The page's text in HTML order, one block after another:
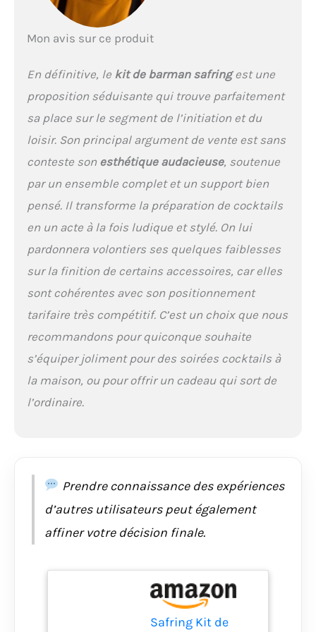
accessoires de bar.
support en bambou
semi-circulaire unique
(breveté) rend la table
de bar très propre et
belle. Ne perdez plus
bar avec ce beau
support de rangement
d'une peinture
résistante aux
peut contenir des
fournitures de bar
venir. Anti-fuite et
durable : ce mélangeur
en acier inoxydable de
haute qualité,
antirouille et de
qualité alimentaire, ce
couvercle anti-fuite
empêche les boissons
également facilement
de cocktails passe au
lave-vaisselle.
Essentiels de fête et
excellent cadeau : si
Mon avis sur ce produit
En définitive, le kit de barman safringest une
proposition séduisante qui trouve parfaitement
sa place sur le segment de l’initiation et du
loisir. Son principal argument de vente est sans
conteste son esthétique audacieuse, soutenue
par un ensemble complet et un support bien
pensé. Il transforme la préparation de cocktails
en un acte à la fois ludique et stylé. On lui
pardonnera volontiers ses quelques faiblesses
sur la finition de certains accessoires, car elles
sont cohérentes avec son positionnement
tarifaire très compétitif. C’est un choix que nous
recommandons pour quiconque souhaite
s’équiper joliment pour des soirées cocktails à
la maison, ou pour offrir un cadeau qui sort de
l’ordinaire.
Prendre connaissance des expériences
d’autres utilisateurs peut également
affiner votre décision finale.
Safring Kit de